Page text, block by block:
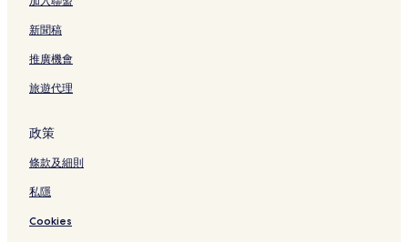
台中附近的酒店
草悟道 2 星級酒店
台中沙鹿火車站附近的酒店
龍潭區 3 星級酒店
成功嶺營區附近的酒店
大肚山附近的酒店
草悟道的旅舍
台中 3 星級酒店
新聞稿
推廣機會
旅遊代理
政策
條款及細則
私隱
Cookies